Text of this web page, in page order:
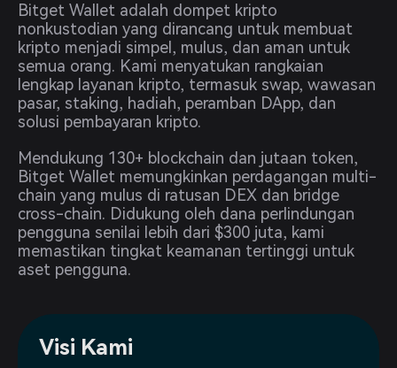
Bitget Wallet adalah dompet kripto
nonkustodian yang dirancang untuk membuat
kripto menjadi simpel, mulus, dan aman untuk
semua orang. Kami menyatukan rangkaian
lengkap layanan kripto, termasuk swap, wawasan
pasar, staking, hadiah, peramban DApp, dan
solusi pembayaran kripto.
Mendukung 130+ blockchain dan jutaan token,
Bitget Wallet memungkinkan perdagangan multi-
chain yang mulus di ratusan DEX dan bridge
cross-chain. Didukung oleh dana perlindungan
pengguna senilai lebih dari $300 juta, kami
memastikan tingkat keamanan tertinggi untuk
aset pengguna.
Visi Kami